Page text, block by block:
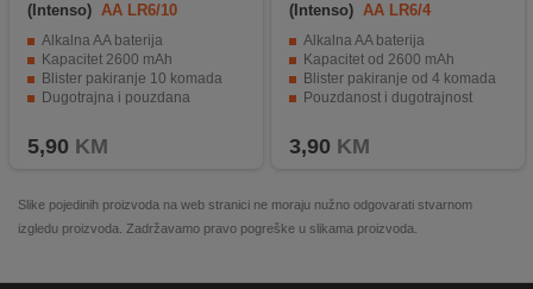
(Intenso) AA LR6/10
Alkalna AA baterija
Kapacitet 2600 mAh
Blister pakiranje 10 komada
Dugotrajna i pouzdana
5,90 KM
(Intenso) AA LR6/4
Alkalna AA baterija
Kapacitet od 2600 mAh
Blister pakiranje od 4 komada
Pouzdanost i dugotrajnost
3,90 KM
Slike pojedinih proizvoda na web stranici ne moraju nužno odgovarati stvarnom
izgledu proizvoda. Zadržavamo pravo pogreške u slikama proizvoda.